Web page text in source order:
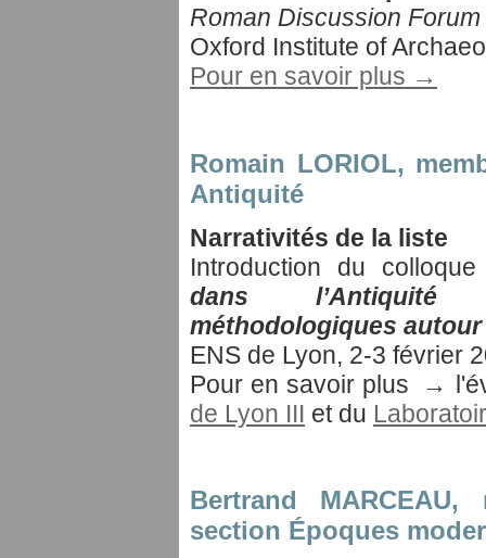
Roman Discussion Forum
Oxford Institute of
Pour en savoir plus →
Romain LORIOL,
Antiquité
Narrativités de la liste
Introduction du
dans l’Antiquité
méthodologiques
ENS de Lyon, 2-3 février
Pour en savoir plus →
de Lyon III et du
Bertrand MARCEAU,
section Époques